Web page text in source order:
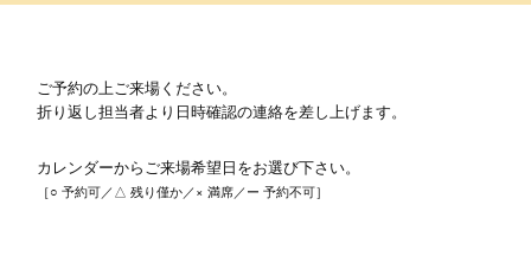
ご予約の上ご来場ください。
折り返し担当者より日時確認の連絡を差し上げます。
カレンダーからご来場希望日をお選び下さい。
［○ 予約可／△ 残り僅か／× 満席／ー 予約不可］